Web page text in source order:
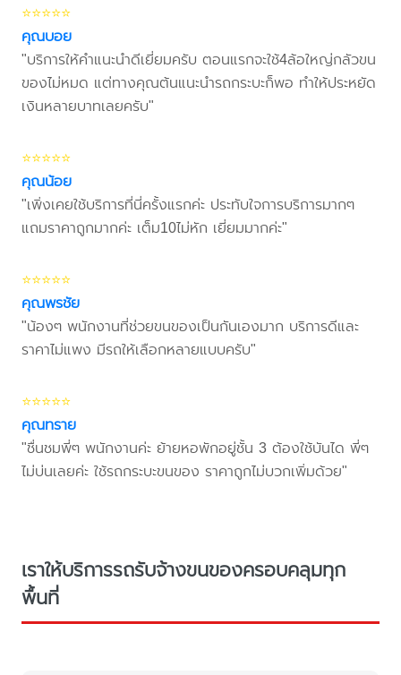
⭐⭐⭐⭐⭐
คุณบอย
"บริการให้คำแนะนำดีเยี่ยมครับ ตอนแรกจะใช้4ล้อใหญ่กลัวขน
ของไม่หมด แต่ทางคุณต้นแนะนำรถกระบะก็พอ ทำให้ประหยัด
เงินหลายบาทเลยครับ"
⭐⭐⭐⭐⭐
คุณน้อย
"เพิ่งเคยใช้บริการที่นี่ครั้งแรกค่ะ ประทับใจการบริการมากๆ
แถมราคาถูกมากค่ะ เต็ม10ไม่หัก เยี่ยมมากค่ะ"
⭐⭐⭐⭐⭐
คุณพรชัย
"น้องๆ พนักงานที่ช่วยขนของเป็นกันเองมาก บริการดีและ
ราคาไม่แพง มีรถให้เลือกหลายแบบครับ"
⭐⭐⭐⭐⭐
คุณทราย
"ชื่นชมพี่ๆ พนักงานค่ะ ย้ายหอพักอยู่ชั้น 3 ต้องใช้บันได พี่ๆ
ไม่บ่นเลยค่ะ ใช้รถกระบะขนของ ราคาถูกไม่บวกเพิ่มด้วย"
เราให้บริการรถรับจ้างขนของครอบคลุมทุก
พื้นที่